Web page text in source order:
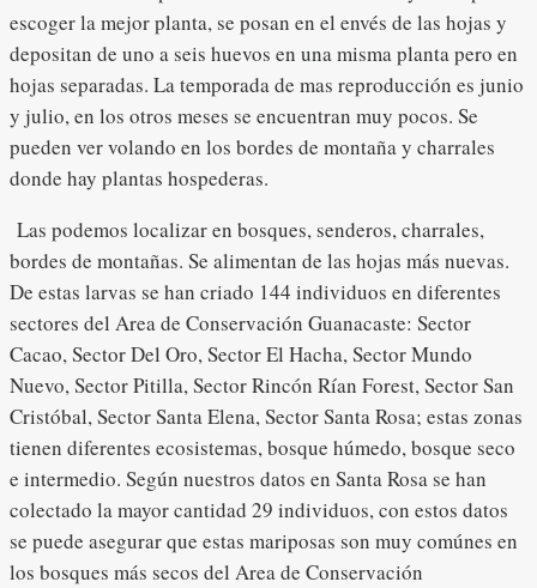
escoger la mejor planta, se posan en el envés de las hojas y
depositan de uno a seis huevos en una misma planta pero en
hojas separadas. La temporada de mas reproducción es junio
y julio, en los otros meses se encuentran muy pocos. Se
pueden ver volando en los bordes de montaña y charrales
donde hay plantas hospederas.
Las podemos localizar en bosques, senderos, charrales,
bordes de montañas. Se alimentan de las hojas más nuevas.
De estas larvas se han criado 144 individuos en diferentes
sectores del Area de Conservación Guanacaste: Sector
Cacao, Sector Del Oro, Sector El Hacha, Sector Mundo
Nuevo, Sector Pitilla, Sector Rincón Rían Forest, Sector San
Cristóbal, Sector Santa Elena, Sector Santa Rosa; estas zonas
tienen diferentes ecosistemas, bosque húmedo, bosque seco
e intermedio. Según nuestros datos en Santa Rosa se han
colectado la mayor cantidad 29 individuos, con estos datos
se puede asegurar que estas mariposas son muy comúnes en
los bosques más secos del Area de Conservación